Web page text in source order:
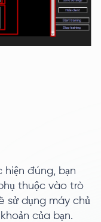
đúng, bạn
thuộc vào trò
sử dụng máy chủ
của bạn.